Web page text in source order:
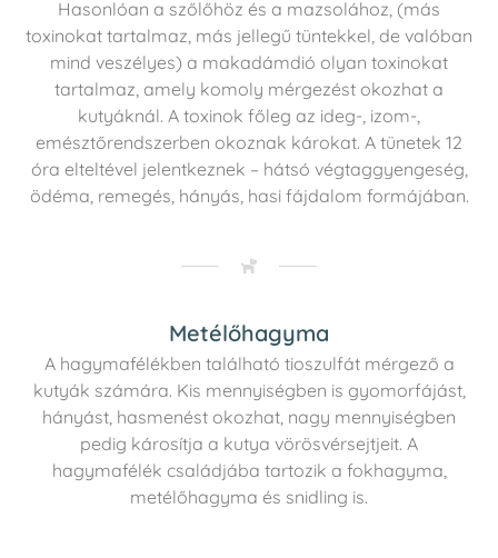
Hasonlóan a szőlőhöz és a mazsolához, (más
toxinokat tartalmaz, más jellegű tüntekkel, de valóban
mind veszélyes) a makadámdió olyan toxinokat
tartalmaz, amely komoly mérgezést okozhat a
kutyáknál. A toxinok főleg az ideg-, izom-,
emésztőrendszerben okoznak károkat. A tünetek 12
óra elteltével jelentkeznek – hátsó végtaggyengeség,
ödéma, remegés, hányás, hasi fájdalom formájában.
Metélőhagyma
A hagymafélékben található tioszulfát mérgező a
kutyák számára. Kis mennyiségben is gyomorfájást,
hányást, hasmenést okozhat, nagy mennyiségben
pedig károsítja a kutya vörösvérsejtjeit. A
hagymafélék családjába tartozik a fokhagyma,
metélőhagyma és snidling is.